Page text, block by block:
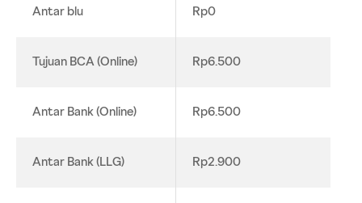
Antar blu Rp0
Tujuan BCA (Online) Rp6.500
Antar Bank (Online) Rp6.500
Antar Bank (LLG) Rp2.900